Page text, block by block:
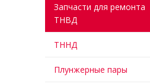
Запчасти для ремонта
ТНВД
ТННД
Плунжерные пары